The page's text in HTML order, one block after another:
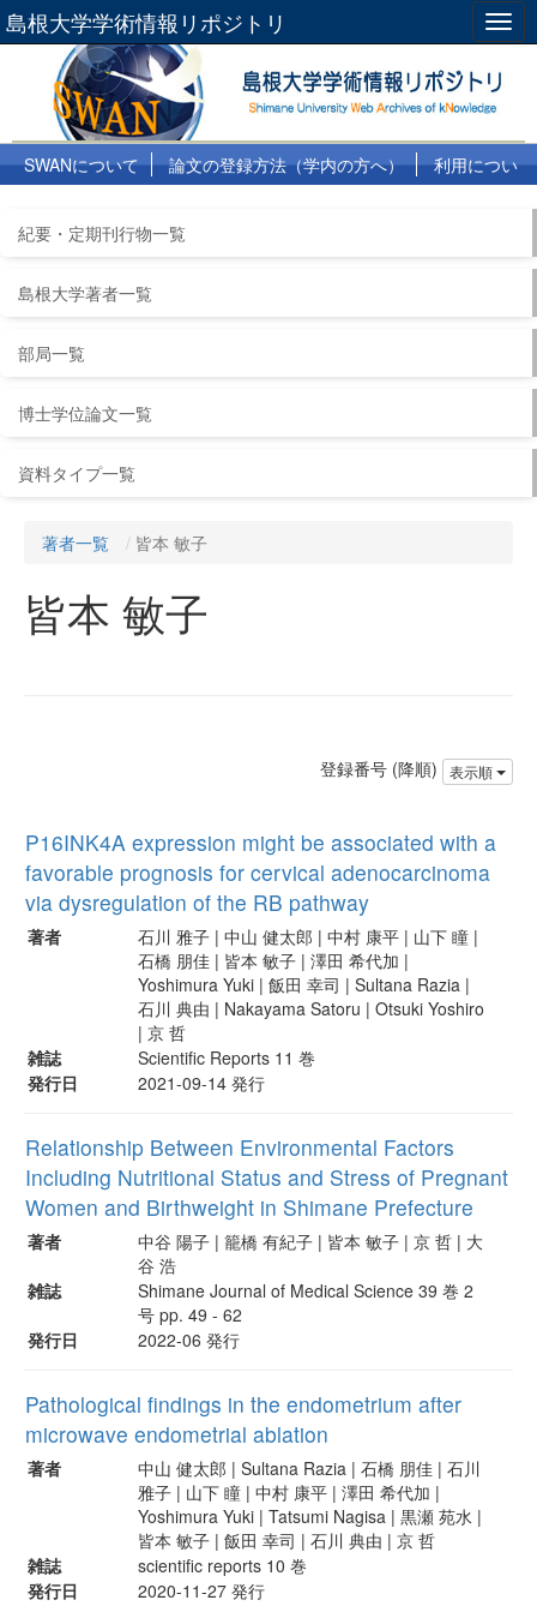
島根大学学術情報リポジトリ
SWANについて 論文の登録方法（学内の方へ）
利用につい
紀要・定期刊行物一覧
島根大学著者一覧
部局一覧
博士学位論文一覧
資料タイプ一覧
著者一覧 皆本 敏子
皆本 敏子
登録番号 (降順) 表示順
P16INK4A expression might be associated with a
favorable prognosis for cervical adenocarcinoma
via dysregulation of the RB pathway
著者
石川 雅子 | 中山 健太郎 | 中村 康平 | 山下 瞳 |
石橋 朋佳 | 皆本 敏子 | 澤田 希代加 |
Yoshimura Yuki | 飯田 幸司 | Sultana Razia |
石川 典由 | Nakayama Satoru | Otsuki Yoshiro
| 京 哲
雑誌
Scientific Reports 11 巻
発行日
2021-09-14 発行
Relationship Between Environmental Factors
Including Nutritional Status and Stress of Pregnant
Women and Birthweight in Shimane Prefecture
著者
中谷 陽子 | 籠橋 有紀子 | 皆本 敏子 | 京 哲 | 大
谷 浩
雑誌
Shimane Journal of Medical Science 39 巻 2
号 pp. 49 - 62
発行日
2022-06 発行
Pathological findings in the endometrium after
microwave endometrial ablation
著者
中山 健太郎 | Sultana Razia | 石橋 朋佳 | 石川
雅子 | 山下 瞳 | 中村 康平 | 澤田 希代加 |
Yoshimura Yuki | Tatsumi Nagisa | 黒瀬 苑水 |
皆本 敏子 | 飯田 幸司 | 石川 典由 | 京 哲
雑誌
scientific reports 10 巻
発行日
2020-11-27 発行